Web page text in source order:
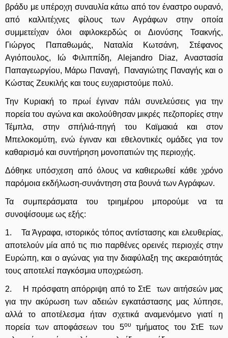
βράδυ με υπέροχη συναυλία κάτω από τον έναστρο ουρανό,
από καλλιτέχνες φίλους των Αγράφων στην οποία
συμμετείχαν όλοι αφιλοκερδώς οι Διονύσης Τσακνής,
Γιώργος Παπαθωμάς, Ναταλία Κωτσάνη, Στέφανος
Αγιόπουλος, Ιώ Φιλιππίδη, Αlejandro Diaz, Αναστασία
Παπαγεωργίου, Μάρω Παναγή, Παναγιώτης Παναγής και ο
Κώστας Ζευκιλής και τους ευχαριστούμε πολύ.
Την Κυριακή το πρωί έγιναν πάλι συνελεύσεις για την
πορεία του αγώνα και ακολούθησαν μικρές πεζοπορίες στην
Τέμπλα, στην σπήλιά-πηγή του Καϊμακιά και στον
Μπελοκομύτη, ενώ έγιναν και εθελοντικές ομάδες για τον
καθαρισμό και συντήρηση μονοπατιών της περιοχής.
Δόθηκε υπόσχεση από όλους να καθιερωθεί κάθε χρόνο
παρόμοια εκδήλωση-συνάντηση στα βουνά των Αγράφων.
Τα συμπεράσματα του τριημέρου μπορούμε να τα
συνοψίσουμε ως εξής:
1. Τα Άγραφα, ιστορικός τόπος αντίστασης και ελευθερίας,
αποτελούν μία από τις πιο παρθένες ορεινές περιοχές στην
Ευρώπη, και ο αγώνας για την διαφύλαξη της ακεραιότητάς
τους αποτελεί παγκόσμια υποχρεώση.
2. Η πρόσφατη απόρριψη από το ΣτΕ των αιτήσεών μας
για την ακύρωση των αδειών εγκατάστασης μας λύπησε,
αλλά το αποτέλεσμα ήταν σχετικά αναμενόμενο γιατί η
πορεία των αποφάσεων του 5ου
τμήματος του ΣτΕ των